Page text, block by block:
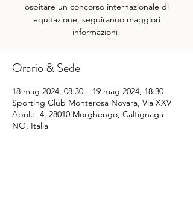
ospitare un concorso internazionale di
equitazione, seguiranno maggiori
informazioni!
Orario & Sede
18 mag 2024, 08:30 – 19 mag 2024, 18:30
Sporting Club Monterosa Novara, Via XXV
Aprile, 4, 28010 Morghengo, Caltignaga
NO, Italia